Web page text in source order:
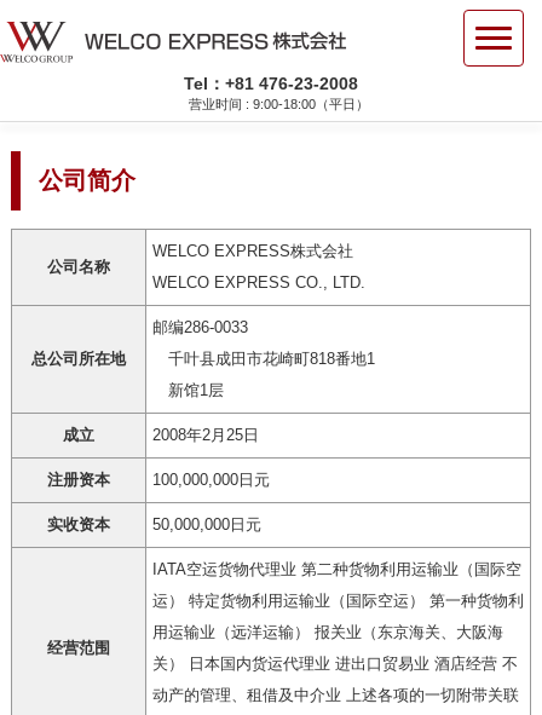
Tel：+81 476-23-2008
营业时间 : 9:00-18:00（平日）
公司简介
公司名称
WELCO EXPRESS株式会社
WELCO EXPRESS CO., LTD.
总公司所在地
邮编286-0033
千叶县成田市花崎町818番地1
新馆1层
成立 2008年2月25日
注册资本 100,000,000日元
实收资本 50,000,000日元
经营范围
IATA空运货物代理业 第二种货物利用运输业（国际空
运） 特定货物利用运输业（国际空运） 第一种货物利
用运输业（远洋运输） 报关业（东京海关、大阪海
关） 日本国内货运代理业 进出口贸易业 酒店经营 不
动产的管理、租借及中介业 上述各项的一切附带关联